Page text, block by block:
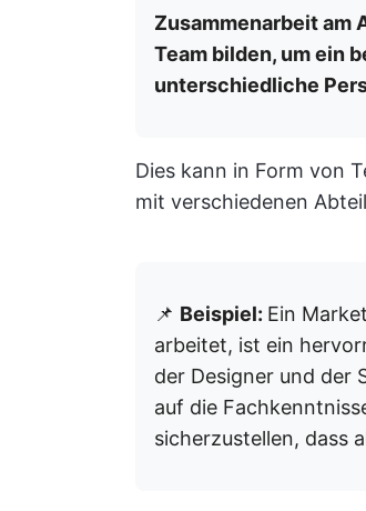
Zusammenarbeit am
Team bilden, um ein
unterschiedliche
Dies kann in Form von
mit verschiedenen
📌 Beispiel: Ein
arbeitet, ist ein
der Designer und der
auf die
sicherzustellen, dass